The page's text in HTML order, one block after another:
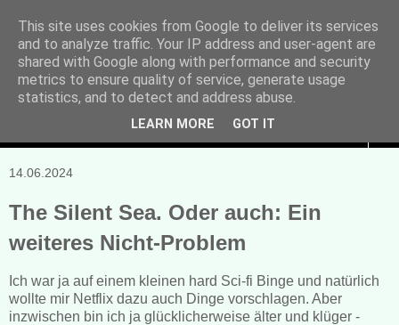
Manuela Sonntag
Bücher, Blogs & mehr
14.06.2024
The Silent Sea. Oder auch: Ein
weiteres Nicht-Problem
Ich war ja auf einem kleinen hard Sci-fi Binge und natürlich
wollte mir Netflix dazu auch Dinge vorschlagen. Aber
inzwischen bin ich ja glücklicherweise älter und klüger -
This site uses cookies from Google to deliver its services
and to analyze traffic. Your IP address and user-agent are
shared with Google along with performance and security
metrics to ensure quality of service, generate usage
statistics, and to detect and address abuse.
LEARN MORE GOT IT